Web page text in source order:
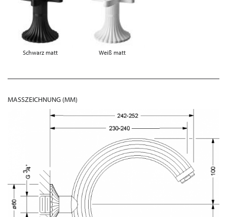
Schwarz matt Weiß matt
MASSZEICHNUNG (MM)